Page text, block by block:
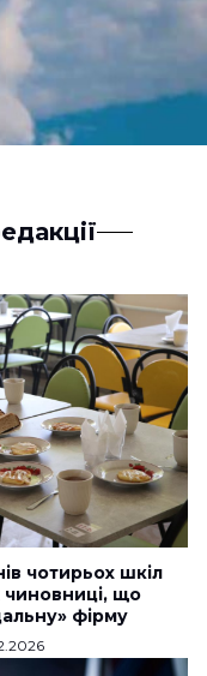
чотирьох шкіл
чиновниці, що
фірму